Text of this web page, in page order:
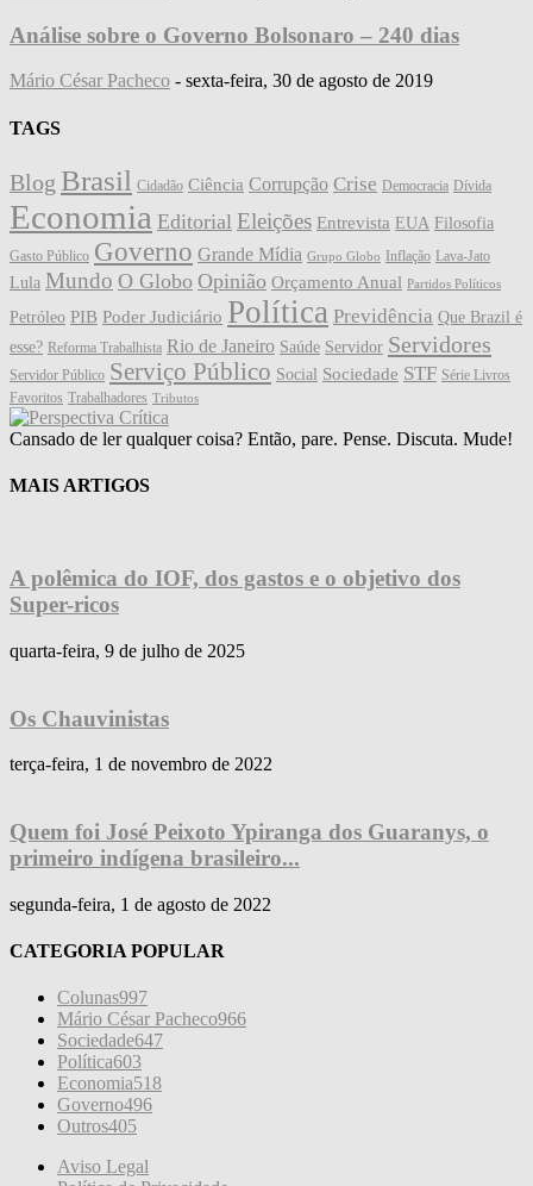
Análise sobre o Governo Bolsonaro – 240 dias
Mário César Pacheco - sexta-feira, 30 de agosto de 2019
TAGS
Blog Brasil Cidadão Ciência Corrupção Crise Democracia Dívida
Economia Editorial Eleições Entrevista EUA Filosofia
Gasto Público Governo Grande Mídia Grupo Globo Inflação Lava-Jato
Lula Mundo O Globo Opinião Orçamento Anual Partidos Políticos
Petróleo PIB Poder Judiciário Política Previdência Que Brazil é
esse? Reforma Trabalhista Rio de Janeiro Saúde Servidor Servidores
Servidor Público Serviço Público Social Sociedade STF Série Livros
Favoritos Trabalhadores Tributos
Cansado de ler qualquer coisa? Então, pare. Pense. Discuta. Mude!
MAIS ARTIGOS
A polêmica do IOF, dos gastos e o objetivo dos
Super-ricos
quarta-feira, 9 de julho de 2025
Os Chauvinistas
terça-feira, 1 de novembro de 2022
Quem foi José Peixoto Ypiranga dos Guaranys, o
primeiro indígena brasileiro...
segunda-feira, 1 de agosto de 2022
CATEGORIA POPULAR
Colunas997
Mário César Pacheco966
Sociedade647
Política603
Economia518
Governo496
Outros405
Aviso Legal